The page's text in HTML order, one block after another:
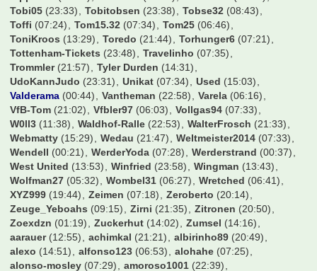
Schmorkönig09(22:53) Schmucki (21:18)
Schneckerl(06:54) Schnitzel(06:35) Schockse
Schroeder (07:25) Schumi88(22:03) Schwabe90(07:32)
Schwabo(07:14) Schwenka5(23:09) Seppel01
Sh1v0r(21:08) Simifcb (07:02) Simon Westwood
SimonE(07:27) Simon_089(05:23) Simonsen (13:39)
Sindre(18:35) Sisan(22:58) Slap0r(02:22) Sluck3r
Snx_FCB(21:36) SoccerFreak(07:30) SoccerKing(06:42)
Spatzl(23:20) Speedy (06:43) Sportallrounder85(22:46)
Spreitzer(04:08) Sprudelhuhn(07:03) Stanic13(18:20)
Stef_an(22:57) StefanNBY(22:07) Steffi123(02:03)
Steve0610(23:23) Steve_McManaman(07:00)
StevenHD(17:54) StgtHofbraeu(11:30) Stowasser(21:33)
Striker1988(11:03) StubbyBVB (18:32) Sturmi74(07:00)
Suedtribuene(21:50) Suedwestpfalz (19:43) TGR(13:32)
TH2802(16:47) TSV(05:29) T_1904 (07:27) Takko
Talant(21:45) Taro93(07:21) Terrortroll(06:14)
The1AndOnly
(21:47) TheBurli(00:42) Thomas1860
TiRo-88(06:06) Ticketchef2006(23:13) Tigerziege